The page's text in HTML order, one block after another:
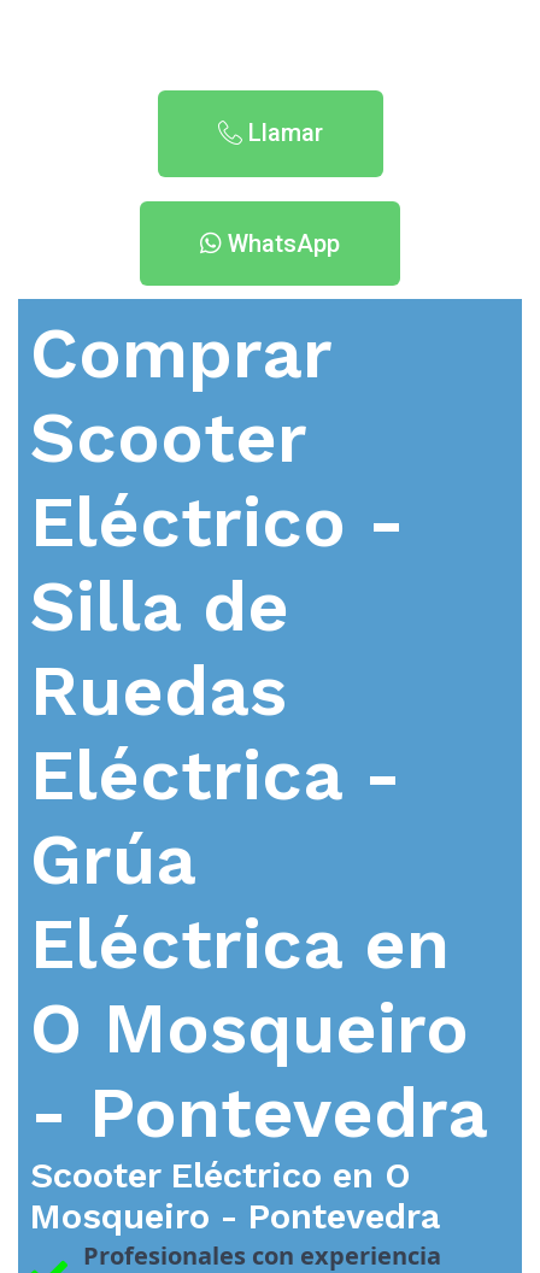
Llamar
WhatsApp
Comprar
Scooter
Eléctrico -
Silla de
Ruedas
Eléctrica -
Grúa
Eléctrica en
O Mosqueiro
- Pontevedra
Scooter Eléctrico en O
Mosqueiro - Pontevedra
Profesionales con experiencia